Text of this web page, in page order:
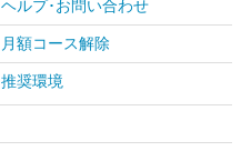
ヘルプ･お問い合わせ
月額コース解除
推奨環境